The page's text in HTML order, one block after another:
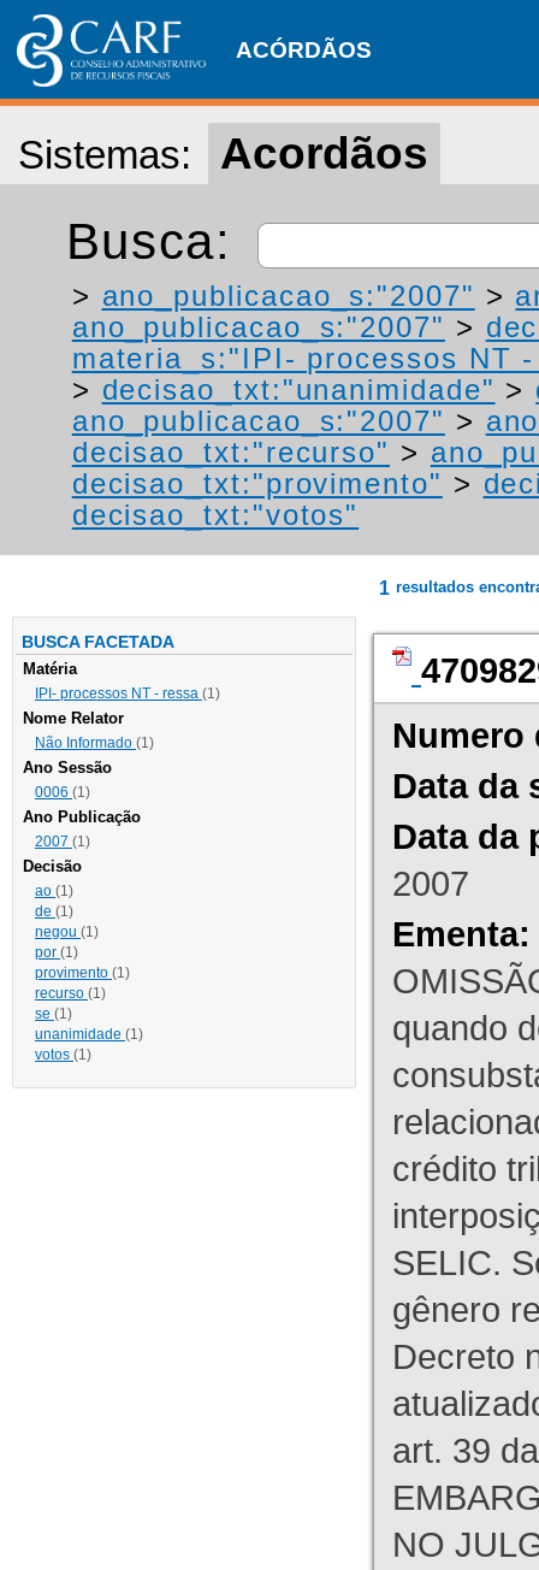
ACÓRDÃOS
Sistemas: Acordãos
Busca:
> ano_publicacao_s:"2007" >
ano_publicacao_s:"2007" >
materia_s:"IPI- processos NT
> decisao_txt:"unanimidade" >
ano_publicacao_s:"2007" >
decisao_txt:"recurso" >
decisao_txt:"provimento" >
decisao_txt:"votos"
BUSCA FACETADA
Matéria
IPI- processos NT - ressa (1)
Nome Relator
Não Informado (1)
Ano Sessão
0006 (1)
Ano Publicação
2007 (1)
Decisão
ao (1)
de (1)
negou (1)
por (1)
provimento (1)
recurso (1)
se (1)
unanimidade (1)
votos (1)
1 resultados
Numero
Data da
Data da
2007
Ementa:
quando
crédito
SELIC.
gênero
Decreto
art. 39
NO